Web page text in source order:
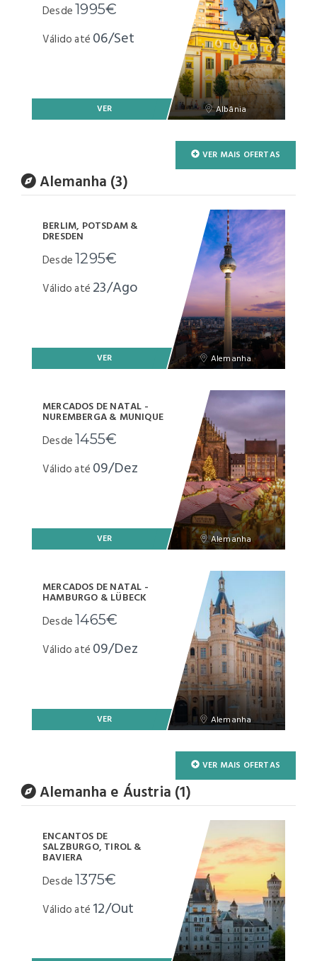
Albânia
Desde1995€
Válido até 06/Set
VER
VER MAIS OFERTAS
Alemanha (3)
Alemanha
BERLIM, POTSDAM &
DRESDEN
Desde1295€
Válido até 23/Ago
VER
Alemanha
MERCADOS DE NATAL -
NUREMBERGA & MUNIQUE
Desde1455€
Válido até 09/Dez
VER
Alemanha
MERCADOS DE NATAL -
HAMBURGO & LÜBECK
Desde1465€
Válido até 09/Dez
VER
VER MAIS OFERTAS
Alemanha e Áustria (1)
ENCANTOS DE
SALZBURGO, TIROL &
BAVIERA
Desde1375€
Válido até 12/Out